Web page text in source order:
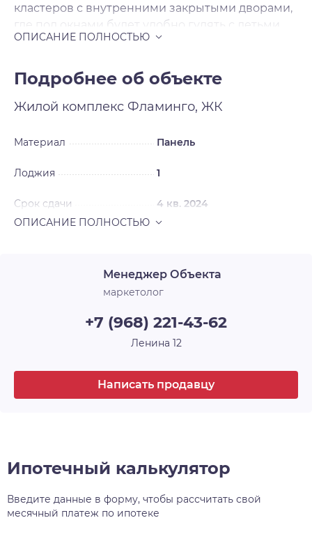
кластеров с внутренними закрытыми дворами,
где под окнами будет удобно гулять с детьми.
Для продажи будут предложены 1-2-3-
планировками. Отделка чистовая .
Подробнее об объекте
Жилой комплекс Фламинго, ЖК
Материал Панель
Лоджия 1
Срок сдачи 4 кв. 2024
Менеджер Объекта
маркетолог
+7 (968) 221-43-62
Ленина 12
Написать продавцу
Ипотечный калькулятор
Введите данные в форму, чтобы рассчитать свой
месячный платеж по ипотеке